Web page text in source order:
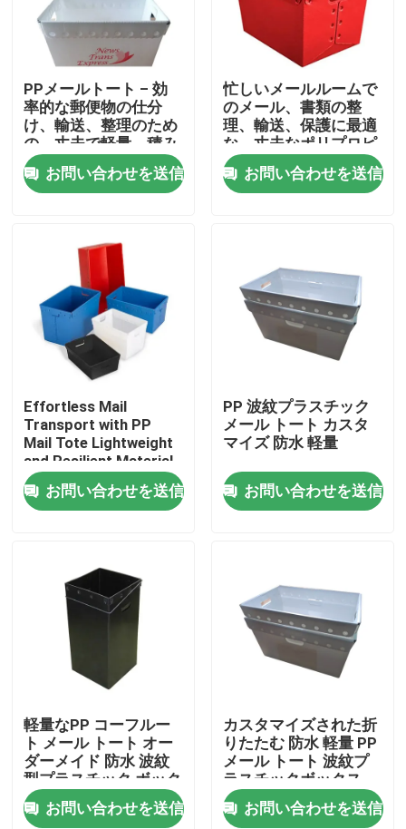
家へ
製品
ビデオ
わたしたち に つい て
品質管理
連絡 ください
事件
波板
PPメールトート – 効
率的な郵便物の仕分
け、輸送、整理のため
の、丈夫で軽量、積み
重ね可能な郵便保管ビ
ン お問い合わせを送信
忙しいメールルームで
のメール、書類の整
理、輸送、保護に最適
な、丈夫なポリプロピ
レン製メールトート
お問い合わせを送信
Effortless Mail
Transport with PP
Mail Tote Lightweight
and Resilient Material
お問い合わせを送信
PP 波紋プラスチック
メール トート カスタ
マイズ 防水 軽量
お問い合わせを送信
軽量なPP コーフルー
ト メール トート オー
ダーメイド 防水 波紋
型プラスチック ボック
ス
お問い合わせを送信
カスタマイズされた折
りたたむ 防水 軽量 PP
メール トート 波紋プ
ラスチックボックス
お問い合わせを送信